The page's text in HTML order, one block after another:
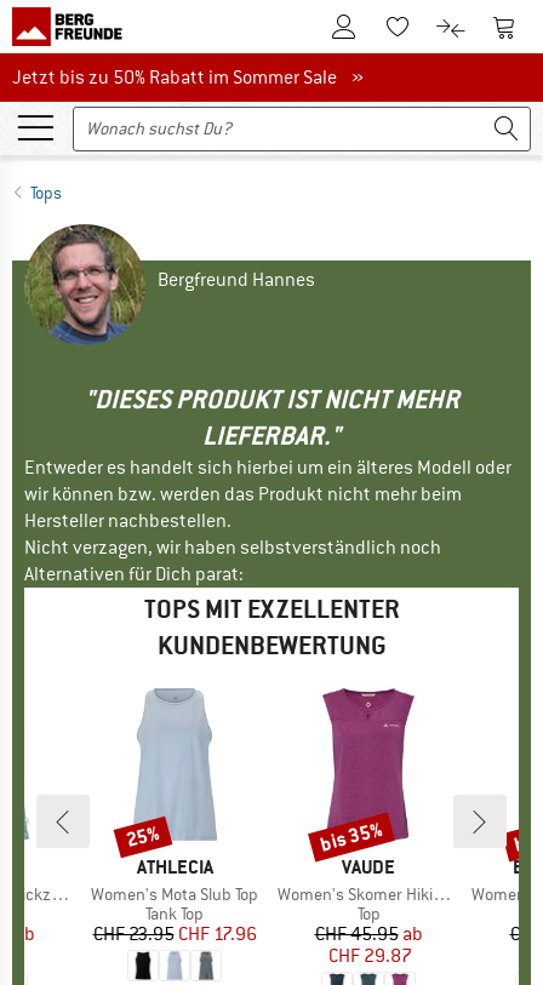
Zum KundenkontoZum Merkzettel.
Zum Zum
Jetzt bis zu 50% Rabatt im Sommer Sale
Jetzt bis zu 50% Rabatt im Sommer Sale »
Tops
Bergfreund Hannes
"DIESES PRODUKT IST NICHT MEHR
LIEFERBAR."
Entweder es handelt sich hierbei um ein älteres Modell oder
wir können bzw. werden das Produkt nicht mehr beim
Hersteller nachbestellen.
Nicht verzagen, wir haben selbstverständlich noch
Alternativen für Dich parat:
TOPS MIT EXZELLENTER
KUNDENBEWERTUNG
Preis
ab
MARKE
ATHLECIA
Artikel
Women's Mota Slub Top
Produktgruppe
Tank Top
Preis
CHF 23.95reduzierter Preis
CHF 17.96
Rabatt
25%
MARKE
VAUDE
Artikel
Women's Skomer Hiking Top
Produktgruppe
Top
Preis
CHF 45.95reduzierter Preis
ab
CHF 29.87
Rabatt
bis 35%
Artikel
Women's